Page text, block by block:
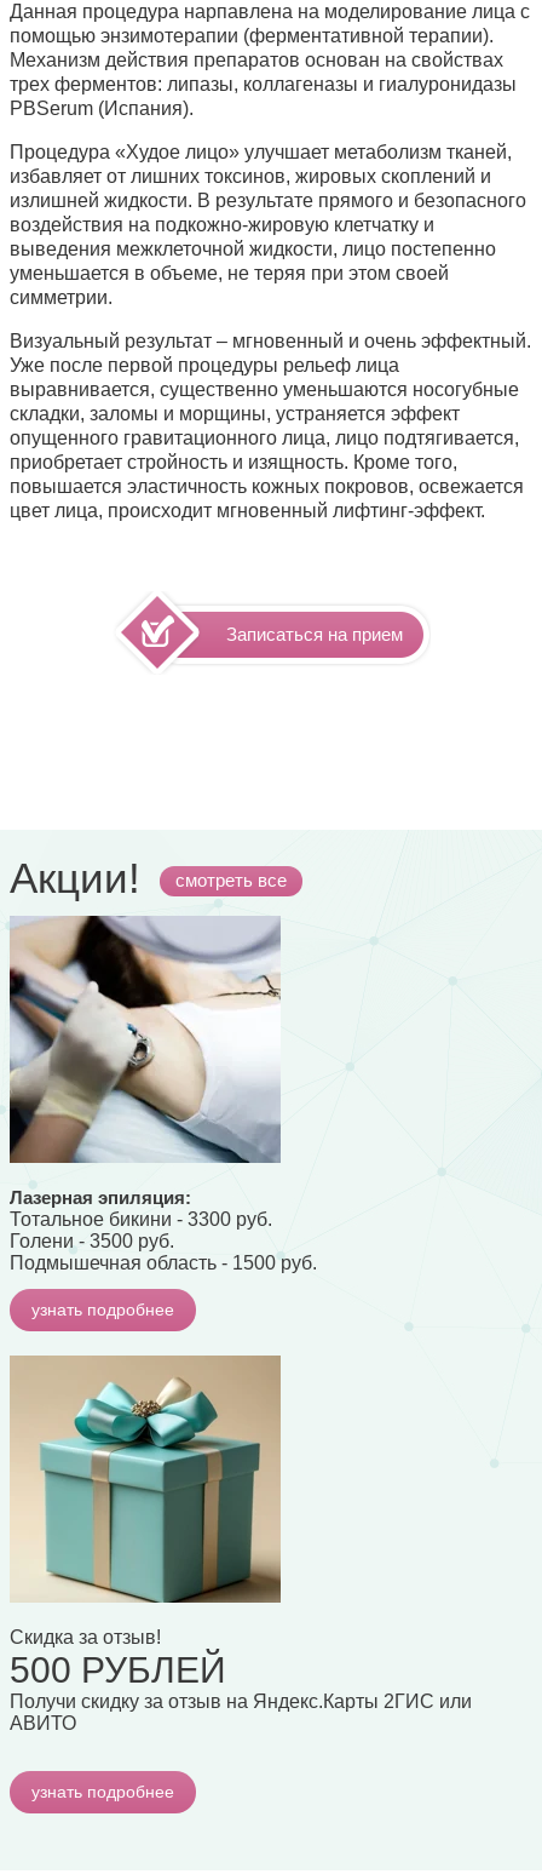
Данная процедура нарпавлена на моделирование лица с
помощью энзимотерапии (ферментативной терапии).
Механизм действия препаратов основан на свойствах
трех ферментов: липазы, коллагеназы и гиалуронидазы
PBSerum (Испания).
Процедура «Худое лицо» улучшает метаболизм тканей,
избавляет от лишних токсинов, жировых скоплений и
излишней жидкости. В результате прямого и безопасного
воздействия на подкожно-жировую клетчатку и
выведения межклеточной жидкости, лицо постепенно
уменьшается в объеме, не теряя при этом своей
симметрии.
Визуальный результат – мгновенный и очень эффектный.
Уже после первой процедуры рельеф лица
выравнивается, существенно уменьшаются носогубные
складки, заломы и морщины, устраняется эффект
опущенного гравитационного лица, лицо подтягивается,
приобретает стройность и изящность. Кроме того,
повышается эластичность кожных покровов, освежается
цвет лица, происходит мгновенный лифтинг-эффект.
Записаться на прием
Акции! смотреть все
Лазерная эпиляция:
Тотальное бикини - 3300 руб.
Голени - 3500 руб.
Подмышечная область - 1500 руб.
узнать подробнее
Скидка за отзыв!
500 РУБЛЕЙ
Получи скидку за отзыв на Яндекс.Карты 2ГИС или
АВИТО
узнать подробнее